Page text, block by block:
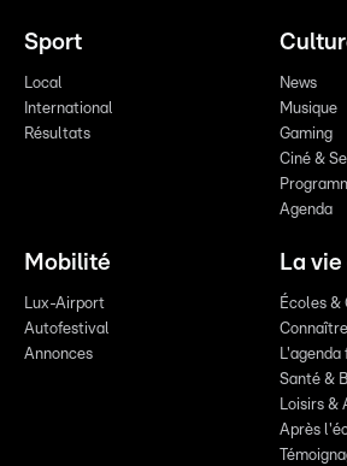
Sport
Local
International
Résultats
News
Musique
Gaming
Ciné &
Agenda
Mobilité
Lux-Airport
Autofestival
Annonces
La
Écoles &
Santé &
Loisirs &
Après